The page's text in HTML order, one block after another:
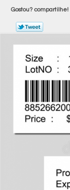
Gostou? compartilhe!